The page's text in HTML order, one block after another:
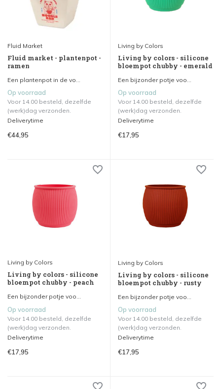
Fluid Market
Fluid market - plantenpot -
ramen
Een plantenpot in de vo...
Op voorraad
Voor 14.00 besteld, dezelfde
(werk)dag verzonden.
Deliverytime
€44,95
Living by Colors
Living by colors - silicone
bloempot chubby - emerald
Een bijzonder potje voo...
Op voorraad
Voor 14.00 besteld, dezelfde
(werk)dag verzonden.
Deliverytime
€17,95
Living by Colors
Living by colors - silicone
bloempot chubby - peach
Een bijzonder potje voo...
Op voorraad
Voor 14.00 besteld, dezelfde
(werk)dag verzonden.
Deliverytime
€17,95
Living by Colors
Living by colors - silicone
bloempot chubby - rusty
Een bijzonder potje voo...
Op voorraad
Voor 14.00 besteld, dezelfde
(werk)dag verzonden.
Deliverytime
€17,95